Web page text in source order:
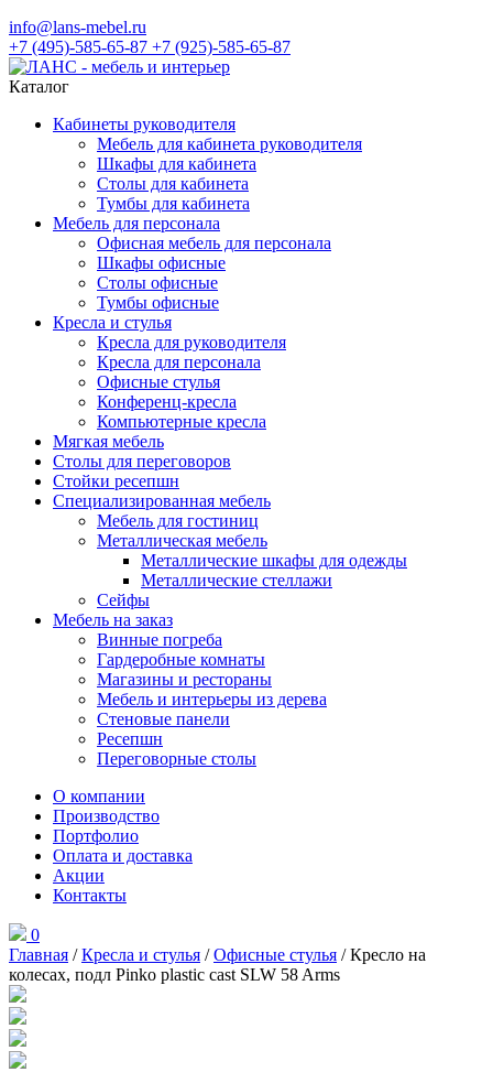
info@lans-mebel.ru
+7 (495)-585-65-87 +7 (925)-585-65-87
Каталог
Кабинеты руководителя
Мебель для кабинета руководителя
Шкафы для кабинета
Столы для кабинета
Тумбы для кабинета
Мебель для персонала
Офисная мебель для персонала
Шкафы офисные
Столы офисные
Тумбы офисные
Кресла и стулья
Кресла для руководителя
Кресла для персонала
Офисные стулья
Конференц-кресла
Компьютерные кресла
Мягкая мебель
Столы для переговоров
Стойки ресепшн
Специализированная мебель
Мебель для гостиниц
Металлическая мебель
Металлические шкафы для одежды
Металлические стеллажи
Сейфы
Мебель на заказ
Винные погреба
Гардеробные комнаты
Магазины и рестораны
Мебель и интерьеры из дерева
Стеновые панели
Ресепшн
Переговорные столы
О компании
Производство
Портфолио
Оплата и доставка
Акции
Контакты
0
Главная /Кресла и стулья /Офисные стулья / Кресло на
колесах, подл Pinko plastic cast SLW 58 Arms